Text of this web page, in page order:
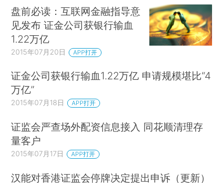
盘前必读：互联网金融指导意
见发布 证金公司获银行输血
1.22万亿
2015年07月20日 APP打开
证金公司获银行输血1.22万亿 申请规模堪比“4
万亿”
2015年07月18日 APP打开
证监会严查场外配资信息接入 同花顺清理存
量客户
2015年07月17日 APP打开
汉能对香港证监会停牌决定提出申诉（更新）